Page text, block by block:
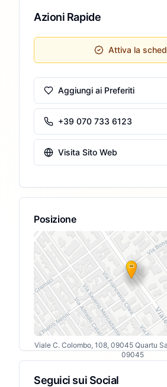
Azioni Rapide
Attiva la
Aggiungi ai Preferiti
+39 070 733 6123
Visita Sito Web
Posizione
Viale C. Colombo, 108, 09045 Quartu
09045
Seguici sui Social